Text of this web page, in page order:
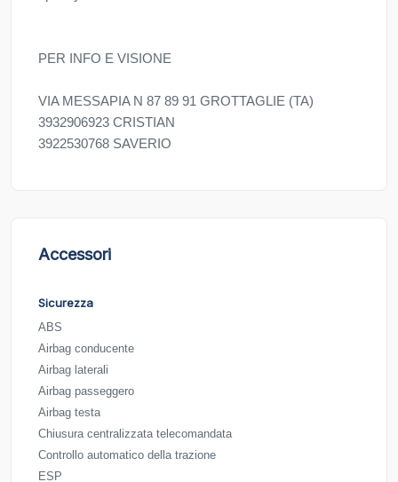
PER INFO E VISIONE
VIA MESSAPIA N 87 89 91 GROTTAGLIE (TA)
3932906923 CRISTIAN
3922530768 SAVERIO
Accessori
Sicurezza
ABS
Airbag conducente
Airbag laterali
Airbag passeggero
Airbag testa
Chiusura centralizzata telecomandata
Controllo automatico della trazione
ESP